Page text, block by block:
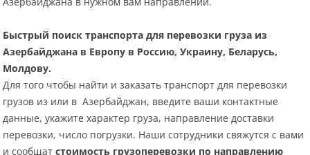
Быстрый поиск транспорта для перевозки груза из
Азербайджана в Европу в Россию, Украину, Беларусь,
Молдову.
Для того чтобы найти и заказать транспорт для перевозки
грузов из или в Азербайджан, введите ваши контактные
данные, укажите характер груза, направление доставки
перевозки, число погрузки. Наши сотрудники свяжутся с вами
и сообщатстоимость грузоперевозки по направлению